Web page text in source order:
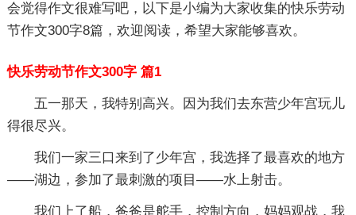
会觉得作文很难写吧，以下是小编为大家收集的快乐劳动
节作文300字8篇，欢迎阅读，希望大家能够喜欢。
快乐劳动节作文300字 篇1
五一那天，我特别高兴。因为我们去东营少年宫玩儿
得很尽兴。
我们一家三口来到了少年宫，我选择了最喜欢的地方
——湖边，参加了最刺激的项目——水上射击。
我们上了船，爸爸是舵手，控制方向，妈妈观战，我